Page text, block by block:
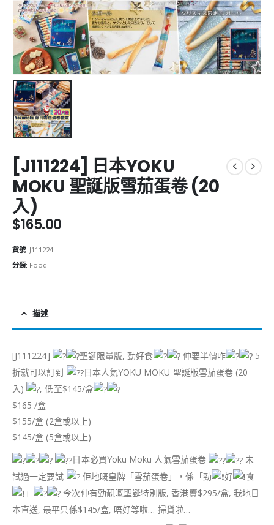
[J111224] 日本YOKU
MOKU 聖誕版雪茄蛋卷 (20
入)
$165.00
貨號: J111224
分類: Food
描述
[J111224] 聖誕限量版, 勁好食 仲要半價咋
5
折就可以訂到
日本人氣YOKU MOKU 聖誕版雪茄蛋卷 (20
入)
, 低至$145/盒
$165 /盒
$155/盒 (2盒或以上)
$145/盒 (5盒或以上)
日本必買Yoku Moku 人氣雪茄蛋卷
未
試過一定要試
佢地嘅皇牌「雪茄蛋卷」，係「勁 好
食
」
今次仲有勁靚嘅聖誕特別版, 香港賣$295/盒, 我地日
本直送, 最平只係$145/盒, 唔好等啦… 掃貨啦…